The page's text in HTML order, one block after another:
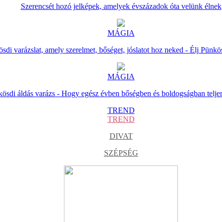
Szerencsét hozó jelképek, amelyek évszázadok óta velünk élnek
MÁGIA
varázslat, amely szerelmet, bőséget, jóslatot hoz neked - Élj
MÁGIA
áldás varázs - Hogy egész évben bőségben és boldogságban
TREND
TREND
DIVAT
SZÉPSÉG